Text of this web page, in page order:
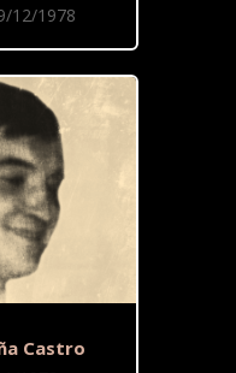
12/1978
Castro